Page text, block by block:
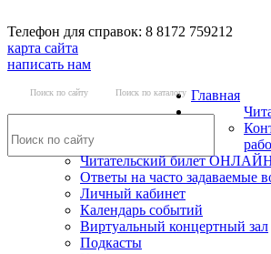
Телефон для справок: 8 8172 759212
карта сайта
написать нам
Поиск по сайту Поиск по каталогу Главная
Читательский билет
Ответы на часто задаваемые
Личный кабинет
Календарь событий
Виртуальный концертный зал
Подкасты